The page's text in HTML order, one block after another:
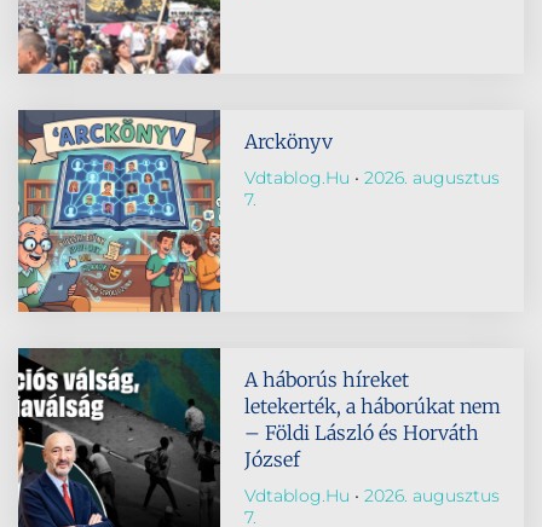
Arckönyv
Vdtablog.hu
2026. augusztus
7.
A háborús híreket
letekerték, a háborúkat nem
– Földi László és Horváth
József
Vdtablog.hu
2026. augusztus
7.